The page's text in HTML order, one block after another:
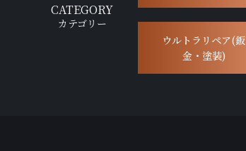
CATEGORY
カテゴリー
ウルトラリペア(鈑
金・塗装)